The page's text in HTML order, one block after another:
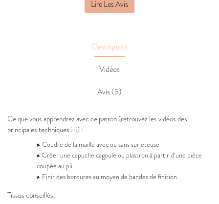
Lire Les Avis
Description
Vidéos
Avis (5)
Ce que vous apprendrez avec ce patron (retrouvez les vidéos des
principales techniques ici) :
Coudre de la maille avec ou sans surjeteuse
Créer une capuche cagoule ou plastron à partir d’une pièce
coupée au pli
Finir des bordures au moyen de bandes de finition
Tissus conseillés: